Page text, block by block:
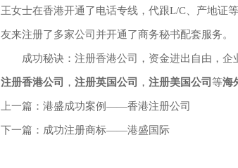
王女士在香港开通了电话专线，代跟L/C、产地证
友来注册了多家公司并开通了商务秘书配套服务。
成功秘诀：注册香港公司，资金进出自由，企
注册香港公司 ， 注册英国公司 ， 注册美国公司 等海
上一篇： 港盛成功案例——香港注册公司
下一篇： 成功注册商标——港盛国际